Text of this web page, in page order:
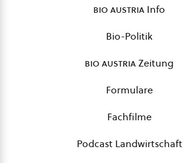
bio austria Info
Bio-Politik
bio austriaZeitung
Formulare
Fachfilme
Podcast Landwirtschaft